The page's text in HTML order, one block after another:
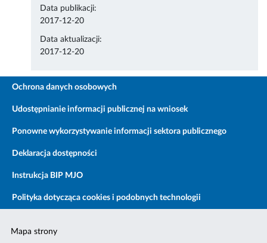
Data publikacji:
2017-12-20
Data aktualizacji:
2017-12-20
Ochrona danych osobowych
Udostępnianie informacji publicznej na wniosek
Ponowne wykorzystywanie informacji sektora publicznego
Deklaracja dostępności
Instrukcja BIP MJO
Polityka dotycząca cookies i podobnych technologii
Mapa strony